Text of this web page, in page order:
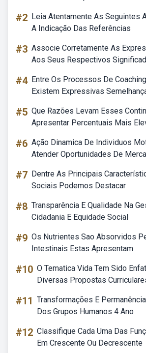
#2 Leia Atentamente As Seguintes
A Indicação Das Referências
#3 Associe Corretamente As
Aos Seus Respectivos
#4 Entre Os Processos De
Existem Expressivas
#5 Que Razões Levam Esses
Apresentar Percentuais Mais
#6 Ação Dinamica De Individuos
Atender Oportunidades De
#7 Dentre As Principais
Sociais Podemos Destacar
#8 Transparência E Qualidade Na
Cidadania E Equidade Social
#9 Os Nutrientes Sao Absorvidos
Intestinais Estas Apresentam
#10 O Tematica Vida Tem Sido
Diversas Propostas
#11 Transformações E
Dos Grupos Humanos 4 Ano
#12 Classifique Cada Uma Das
Em Crescente Ou Decrescente